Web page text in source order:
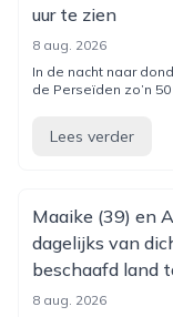
uur te zien
8 aug. 2026
In de nacht naar
de Perseïden zo’n
Lees verder
Maaike (39) en
dagelijks van
beschaafd land
8 aug. 2026